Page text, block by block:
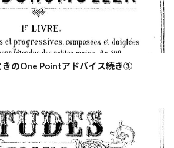
きのOne Pointアドバイス続き③